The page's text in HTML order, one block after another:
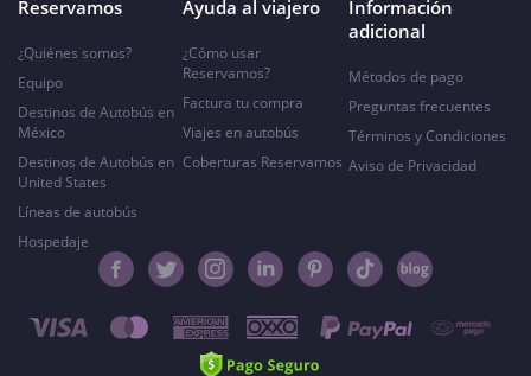
Reservamos
¿Quiénes somos?
Equipo
Destinos de Autobús en
México
Destinos de Autobús en
United States
Líneas de autobús
Hospedaje
Ayuda al viajero
¿Cómo usar
Reservamos?
Factura tu compra
Viajes en autobús
Coberturas Reservamos
Información
adicional
Métodos de pago
Preguntas frecuentes
Términos y Condiciones
Aviso de Privacidad